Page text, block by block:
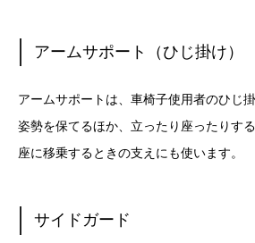
アームサポート（ひじ掛け）
アームサポートは、車椅子使用者のひじ
姿勢を保てるほか、立ったり座ったりす
座に移乗するときの支えにも使います。
サイドガード